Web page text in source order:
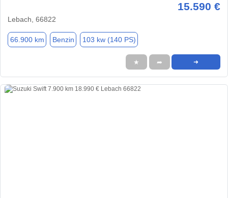
15.590 €
Lebach, 66822
66.900 km Benzin 103 kw (140 PS)
★ ➦ ➜